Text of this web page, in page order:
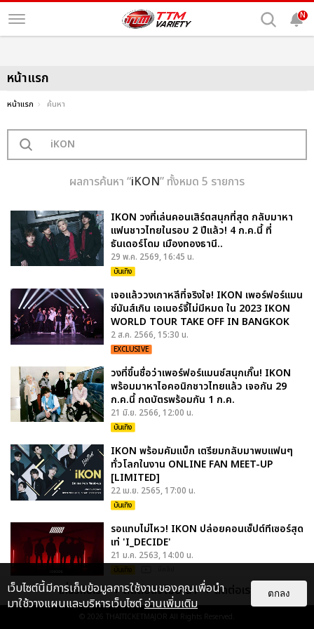
N
หน้าแรก
หน้าแรก ค้นหา
ผลการค้นหา “iKON” ทั้งหมด 5 รายการ
IKON วงที่เล่นคอนเสิร์ตสนุกที่สุด กลับมาหา
แฟนชาวไทยในรอบ 2 ปีแล้ว! 4 ก.ค.นี้ ที่
ธันเดอร์โดม เมืองทองธานี..
29 พ.ค. 2569, 16:45 น.
บันเทิง
เจอแล้ววงเกาหลีที่จริงใจ! IKON เพอร์ฟอร์แมน
ซ์มันส์เกิน เอเนอร์จี้ไม่มีหมด ใน 2023 IKON
WORLD TOUR TAKE OFF IN BANGKOK
2 ส.ค. 2566, 15:30 น.
EXCLUSIVE
วงที่ขึ้นชื่อว่าเพอร์ฟอร์แมนซ์สนุกเกิ๊น! IKON
พร้อมมาหาไอคอนิกชาวไทยแล้ว เจอกัน 29
ก.ค.นี้ กดบัตรพร้อมกัน 1 ก.ค.
21 มิ.ย. 2566, 12:00 น.
บันเทิง
IKON พร้อมคัมแบ็ก เตรียมกลับมาพบแฟนๆ
ทั่วโลกในงาน ONLINE FAN MEET-UP
[LIMITED]
22 เม.ย. 2565, 17:00 น.
บันเทิง
รอแทบไม่ไหว! IKON ปล่อยคอนเซ็ปต์ทีเซอร์สุด
เท่ 'I_DECIDE'
21 ม.ค. 2563, 14:00 น.
บันเทิง
เกี่ยวกับเรา ติดต่อลงโฆษณา ติดต่อเรา
© 2026 THAITICKETMAJOR All Rights Reserved.
เว็บไซต์นี้มีการเก็บข้อมูลการใช้งานของคุณเพื่อนำ
มาใช้วางแผนและบริหารเว็บไซต์อ่านเพิ่มเติม
ตกลง